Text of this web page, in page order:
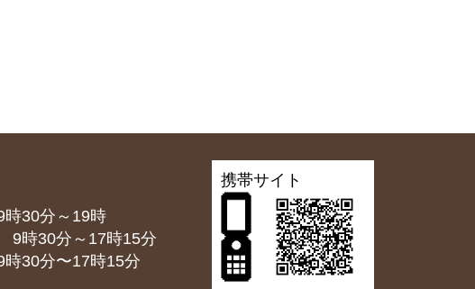
30分～19時
分～17時15分
30分〜17時15分
携帯サイト